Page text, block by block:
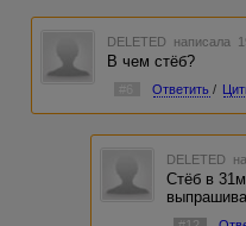
DELETED написала
В чем стёб?
Ответить /
DELETED
Стёб в